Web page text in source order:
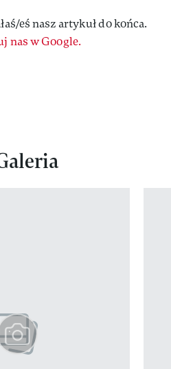
eś nasz artykuł do końca.
nas w Google.